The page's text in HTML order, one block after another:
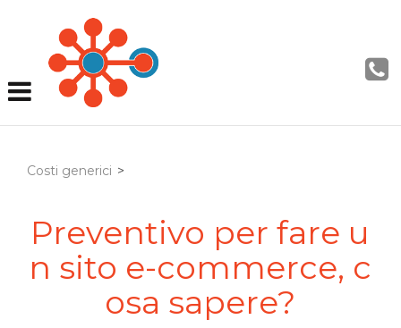
Costi generici >
Preventivo per fare u
n sito e-commerce, c
osa sapere?